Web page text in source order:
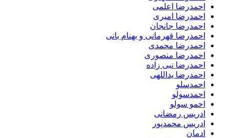
احمدرضا اعلمی
احمدرضا امیری
احمدرضا جانجان
احمدرضا قهرمانی و بهنام بانی
احمدرضا محمدی
احمدرضا منصوری
احمدرضا نبی زاده
احمدرضا یداللهی
احمدسلو
احمدسولو
احمو سولو
ادریس رمضانی
ادریس محمدپور
ادمان